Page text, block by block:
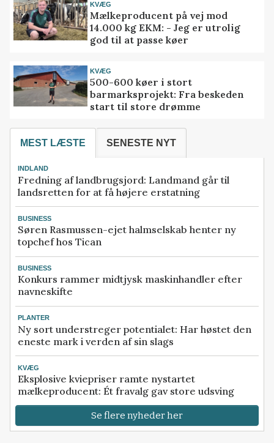
KVÆG
Mælkeproducent på vej mod
14.000 kg EKM: - Jeg er utrolig
god til at passe køer
KVÆG
500-600 køer i stort
barmarksprojekt: Fra beskeden
start til store drømme
MEST LÆSTE SENESTE NYT
INDLAND
Fredning af landbrugsjord: Landmand går til
landsretten for at få højere erstatning
BUSINESS
Søren Rasmussen-ejet halmselskab henter ny
topchef hos Tican
BUSINESS
Konkurs rammer midtjysk maskinhandler efter
navneskifte
PLANTER
Ny sort understreger potentialet: Har høstet den
eneste mark i verden af sin slags
KVÆG
Eksplosive kviepriser ramte nystartet
mælkeproducent: Ét fravalg gav store udsving
Se flere nyheder her